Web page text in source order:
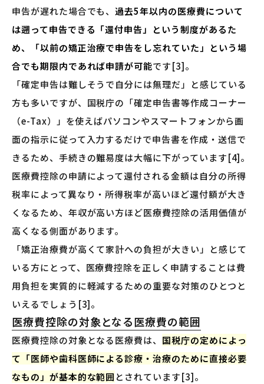
申告が遅れた場合でも、過去5年以内の医療費について
は遡って申告できる「還付申告」という制度があるた
め、「以前の矯正治療で申告をし忘れていた」という場
合でも期限内であれば申請が可能です[3]。
「確定申告は難しそうで自分には無理だ」と感じている
方も多いですが、国税庁の「確定申告書等作成コーナー
（e-Tax）」を使えばパソコンやスマートフォンから画
面の指示に従って入力するだけで申告書を作成・送信で
きるため、手続きの難易度は大幅に下がっています[4]。
医療費控除の申請によって還付される金額は自分の所得
税率によって異なり・所得税率が高いほど還付額が大き
くなるため、年収が高い方ほど医療費控除の活用価値が
高くなる側面があります。
「矯正治療費が高くて家計への負担が大きい」と感じて
いる方にとって、医療費控除を正しく申請することは費
用負担を実質的に軽減するための重要な対策のひとつと
いえるでしょう[3]。
医療費控除の対象となる医療費の範囲
医療費控除の対象となる医療費は、 国税庁の定めによっ
て「医師や歯科医師による診療・治療のために直接必要
なもの」が基本的な範囲 とされています[3]。